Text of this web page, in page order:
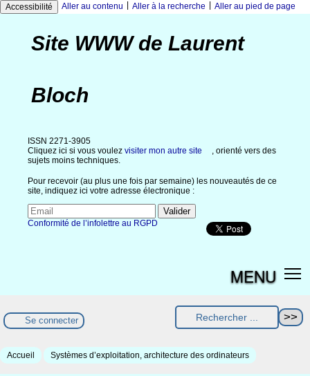
Accessibilité Aller au contenu Aller à la recherche Aller au pied de page
Site WWW de Laurent
Bloch
ISSN 2271-3905
Cliquez ici si vous voulez visiter mon autre site
, orienté vers des
sujets moins techniques.
Pour recevoir (au plus une fois par semaine) les nouveautés de ce
site, indiquez ici votre adresse électronique :
Conformité de l’infolettre au RGPD
MENU
Se connecter
Accueil Systèmes d’exploitation, architecture des ordinateurs